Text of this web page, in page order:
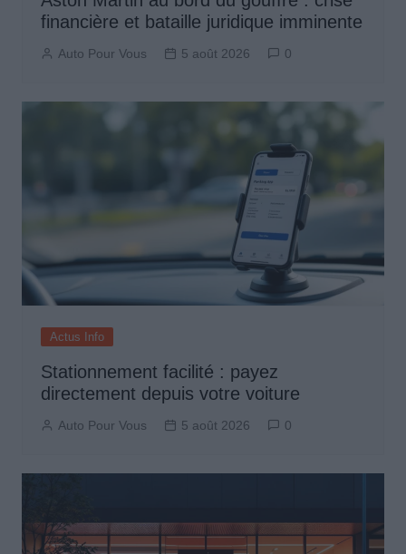
financière et bataille juridique imminente
Auto Pour Vous 5 août 2026 0
Actus Info
Stationnement facilité : payez
directement depuis votre voiture
Auto Pour Vous 5 août 2026 0